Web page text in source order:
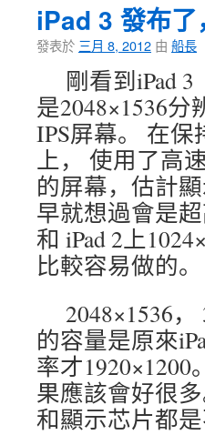
iPad 3 發布了
發表於 三月 8, 2012 由 船長
剛看到iPad 3
是2048×1536
IPS屏幕。 在
上， 使用了高
的屏幕，估計
早就想過會是
和 iPad 2上
比較容易做的。
2048×1536
的容量是原來
率才
果應該會好很
和顯示芯片都是